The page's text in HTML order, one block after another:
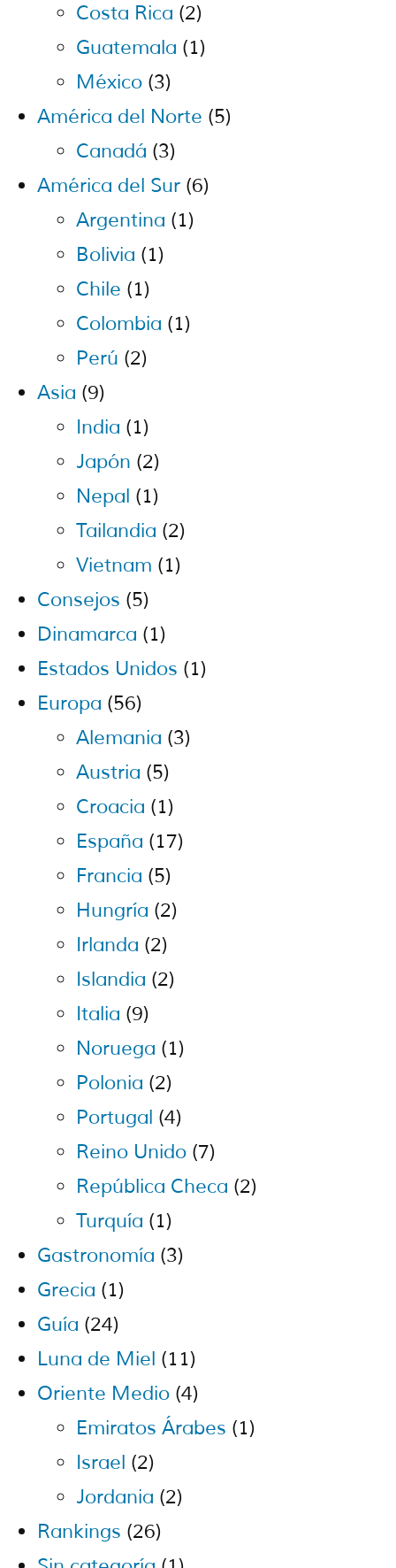
Costa Rica (2)
Guatemala (1)
México (3)
América del Norte (5)
Canadá (3)
América del Sur (6)
Argentina (1)
Bolivia (1)
Chile (1)
Colombia (1)
Perú (2)
Asia (9)
India (1)
Japón (2)
Nepal (1)
Tailandia (2)
Vietnam (1)
Consejos (5)
Dinamarca (1)
Estados Unidos (1)
Europa (56)
Alemania (3)
Austria (5)
Croacia (1)
España (17)
Francia (5)
Hungría (2)
Irlanda (2)
Islandia (2)
Italia (9)
Noruega (1)
Polonia (2)
Portugal (4)
Reino Unido (7)
República Checa (2)
Turquía (1)
Gastronomía (3)
Grecia (1)
Guía (24)
Luna de Miel (11)
Oriente Medio (4)
Emiratos Árabes (1)
Israel (2)
Jordania (2)
Rankings (26)